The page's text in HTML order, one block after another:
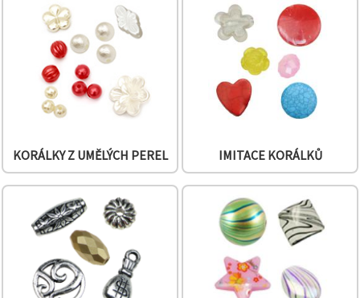
Přijmout
vše
Nastavení
KORÁLKY Z UMĚLÝCH PEREL IMITACE KORÁLKŮ